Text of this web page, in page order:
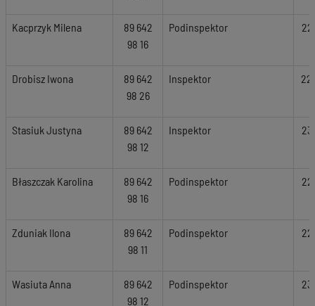
Kacprzyk Milena
89 642
98 16
Podinspektor
Drobisz Iwona
89 642
98 26
Inspektor
Stasiuk Justyna
89 642
98 12
Inspektor
Błaszczak Karolina
89 642
98 16
Podinspektor
Zduniak Ilona
89 642
98 11
Podinspektor
Wasiuta Anna
89 642
98 12
Podinspektor